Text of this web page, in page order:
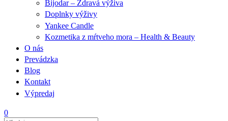
Bijodar – Zdravá výživa
Doplnky výživy
Yankee Candle
Kozmetika z mŕtveho mora – Health & Beauty
O nás
Prevádzka
Blog
Kontakt
Výpredaj
0